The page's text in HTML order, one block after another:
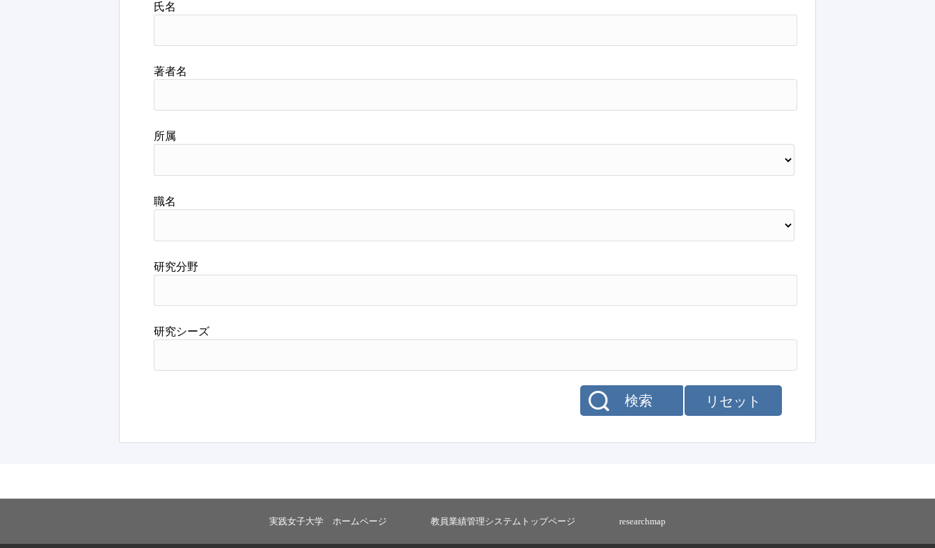
氏名
著者名
所属
職名
研究分野
研究シーズ
リセット
検索
実践女子大学 ホームページ 教員業績管理システムトップページ researchmap